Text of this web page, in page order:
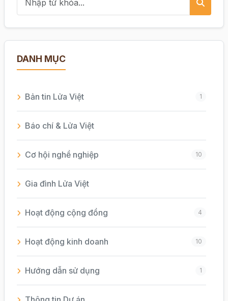
DANH MỤC
Bản tin Lửa Việt 1
Báo chí & Lửa Việt
Cơ hội nghề nghiệp 10
Gia đình Lửa Việt
Hoạt động cộng đồng 4
Hoạt động kinh doanh 10
Hướng dẫn sử dụng 1